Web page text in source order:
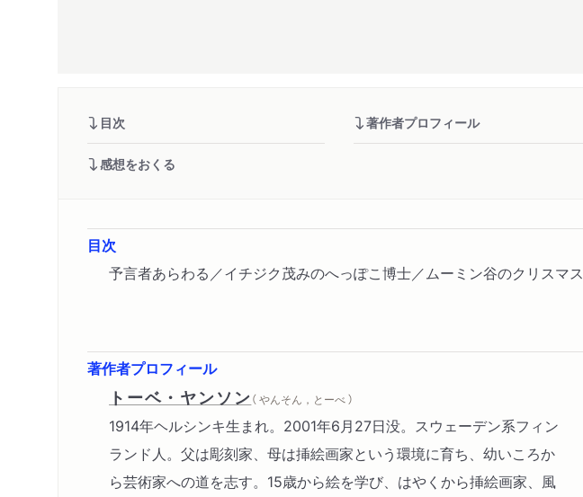
目次 著作者プロフィール
感想をおくる
目次
予言者あらわる／イチジク茂みのへっぽこ博士／ムーミン谷のクリスマス
著作者プロフィール
トーベ・ヤンソン（ やんそん，とーべ ）
1914年ヘルシンキ生まれ。2001年6月27日没。スウェーデン系フィン
ランド人。父は彫刻家、母は挿絵画家という環境に育ち、幼いころか
ら芸術家への道を志す。15歳から絵を学び、はやくから挿絵画家、風